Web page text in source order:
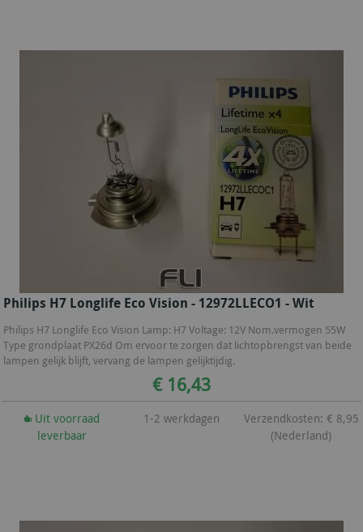
Philips H7 Longlife Eco Vision - 12972LLECO1 - Wit
Philips H7 Longlife Eco Vision Lamp: H7 Voltage: 12V Nom.vermogen 55W
Type grondplaat PX26d Om ervoor te zorgen dat lichtopbrengst van beide
lampen gelijk blijft, vervang de lampen gelijktijdig.
€ 16,43
Uit voorraad
leverbaar
1-2 werkdagen
Verzendkosten: € 8,95
(Nederland)